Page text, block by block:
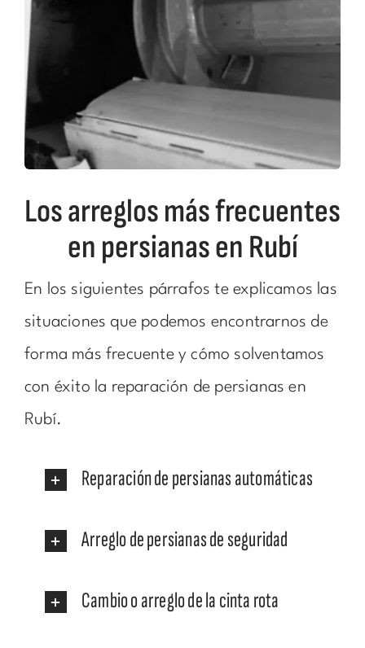
Los arreglos más frecuentes
en persianas en Rubí
En los siguientes párrafos te explicamos las
situaciones que podemos encontrarnos de
forma más frecuente y cómo solventamos
con éxito la reparación de persianas en
Rubí.
Reparación de persianas automáticas
Arreglo de persianas de seguridad
Cambio o arreglo de la cinta rota